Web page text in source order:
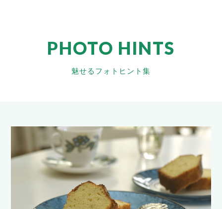
PHOTO HINTS
魅せるフォトヒント集